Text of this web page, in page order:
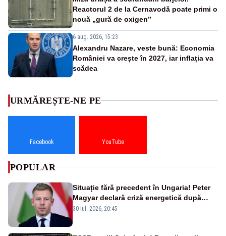
Reactorul 2 de la Cernavodă poate primi o
nouă „gură de oxigen”
6 aug. 2026, 15:23
Alexandru Nazare, veste bună: Economia
României va crește în 2027, iar inflația va
scădea
URMĂREȘTE-NE PE
Facebook YouTube
POPULAR
Situație fără precedent în Ungaria! Peter
Magyar declară criză energetică după
oprirea centralei de la Paks
30 iul. 2026, 20:45